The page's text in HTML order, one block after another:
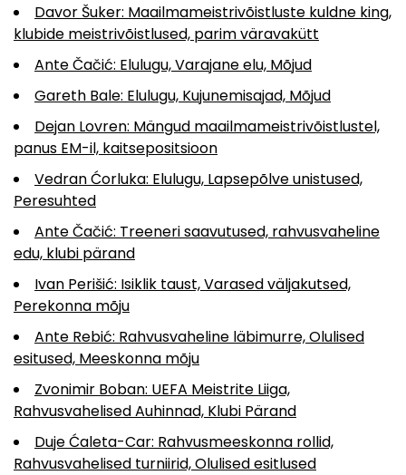
Davor Šuker: Maailmameistrivõistluste kuldne king,
klubide meistrivõistlused, parim väravakütt
Ante Čačić: Elulugu, Varajane elu, Mõjud
Gareth Bale: Elulugu, Kujunemisajad, Mõjud
Dejan Lovren: Mängud maailmameistrivõistlustel,
panus EM-il, kaitsepositsioon
Vedran Ćorluka: Elulugu, Lapsepõlve unistused,
Peresuhted
Ante Čačić: Treeneri saavutused, rahvusvaheline
edu, klubi pärand
Ivan Perišić: Isiklik taust, Varased väljakutsed,
Perekonna mõju
Ante Rebić: Rahvusvaheline läbimurre, Olulised
esitused, Meeskonna mõju
Zvonimir Boban: UEFA Meistrite Liiga,
Rahvusvahelised Auhinnad, Klubi Pärand
Duje Ćaleta-Car: Rahvusmeeskonna rollid,
Rahvusvahelised turniirid, Olulised esitlused